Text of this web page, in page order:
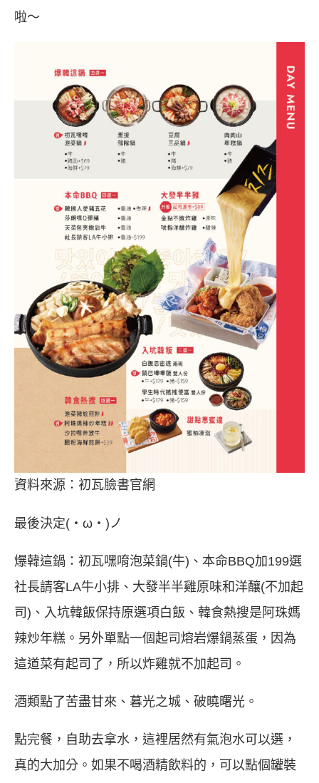
啦～
資料來源：初瓦臉書官網
最後決定(・ω・)ノ
爆韓這鍋：初瓦嘿唷泡菜鍋(牛)、本命BBQ加199選
社長請客LA牛小排、大發半半雞原味和洋釀(不加起
司)、入坑韓飯保持原選項白飯、韓食熱搜是阿珠媽
辣炒年糕。另外單點一個起司熔岩爆鍋蒸蛋，因為
這道菜有起司了，所以炸雞就不加起司。
酒類點了苦盡甘來、暮光之城、破曉曙光。
點完餐，自助去拿水，這裡居然有氣泡水可以選，
真的大加分。如果不喝酒精飲料的，可以點個罐裝